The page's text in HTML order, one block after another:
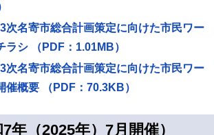
名寄市総合計画策定に向けた市民ワー
ラシ （PDF：1.01MB）
名寄市総合計画策定に向けた市民ワー
催概要 （PDF：70.3KB）
年（2025年）7月開催）